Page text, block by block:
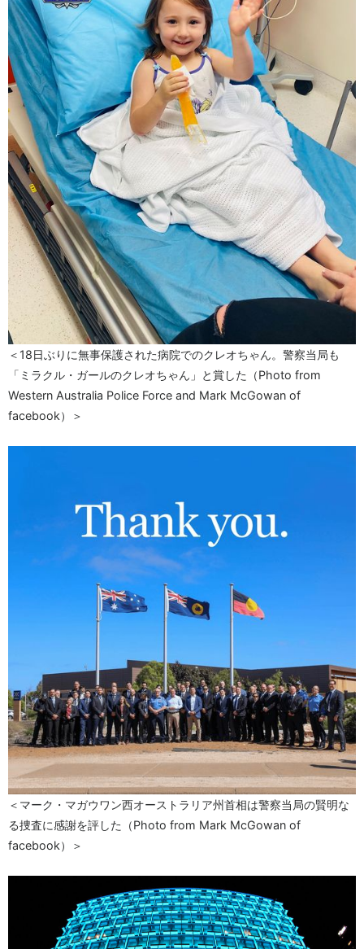
＜18日ぶりに無事保護された病院でのクレオちゃん。警察当局も
「ミラクル・ガールのクレオちゃん」と賞した（Photo from
Western Australia Police Force and Mark McGowan of
facebook）＞
＜マーク・マガウワン西オーストラリア州首相は警察当局の賢明な
る捜査に感謝を評した（Photo from Mark McGowan of
facebook）＞